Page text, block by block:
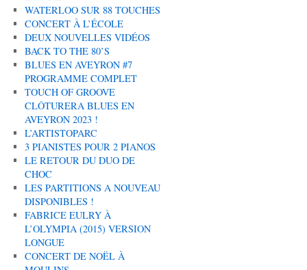
WATERLOO SUR 88 TOUCHES
CONCERT À L’ÉCOLE
DEUX NOUVELLES VIDÉOS
BACK TO THE 80’S
BLUES EN AVEYRON #7
PROGRAMME COMPLET
TOUCH OF GROOVE
CLÔTURERA BLUES EN
AVEYRON 2023 !
L’ARTISTOPARC
3 PIANISTES POUR 2 PIANOS
LE RETOUR DU DUO DE
CHOC
LES PARTITIONS A NOUVEAU
DISPONIBLES !
FABRICE EULRY À
L’OLYMPIA (2015) VERSION
LONGUE
CONCERT DE NOËL À